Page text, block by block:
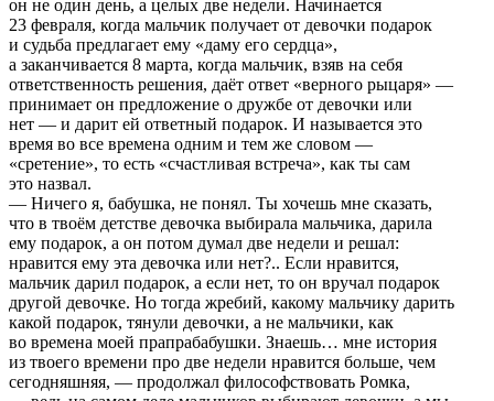
он не один день, а целых две недели. Начинается
23 февраля, когда мальчик получает от девочки подарок
и судьба предлагает ему «даму его сердца»,
а заканчивается 8 марта, когда мальчик, взяв на себя
ответственность решения, даёт ответ «верного рыцаря» —
принимает он предложение о дружбе от девочки или
нет — и дарит ей ответный подарок. И называется это
время во все времена одним и тем же словом —
«сретение», то есть «счастливая встреча», как ты сам
это назвал.
— Ничего я, бабушка, не понял. Ты хочешь мне сказать,
что в твоём детстве девочка выбирала мальчика, дарила
ему подарок, а он потом думал две недели и решал:
нравится ему эта девочка или нет?.. Если нравится,
мальчик дарил подарок, а если нет, то он вручал подарок
другой девочке. Но тогда жребий, какому мальчику дарить
какой подарок, тянули девочки, а не мальчики, как
во времена моей прапрабабушки. Знаешь… мне история
из твоего времени про две недели нравится больше, чем
сегодняшняя, — продолжал философствовать Ромка,